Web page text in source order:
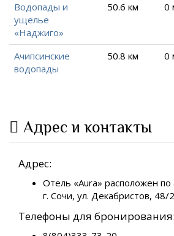
Водопады и
ущелье
«Наджиго»
50.6 км 0
Ачипсинские
водопады
50.8 км 0
Адрес и контакты
Адрес:
Отель «Aura» расположен по
г. Сочи, ул. Декабристов, 48/2
Телефоны для бронирования: